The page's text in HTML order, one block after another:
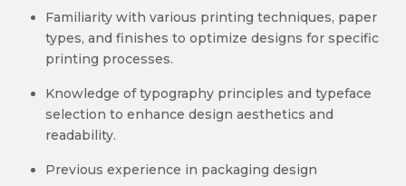
Familiarity with various printing techniques, paper
types, and finishes to optimize designs for specific
printing processes.
Knowledge of typography principles and typeface
selection to enhance design aesthetics and
readability.
Previous experience in packaging design